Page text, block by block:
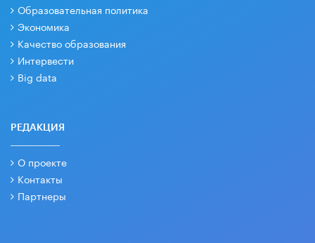
Образовательная политика
Экономика
Качество образования
Интервести
Big data
РЕДАКЦИЯ
О проекте
Контакты
Партнеры